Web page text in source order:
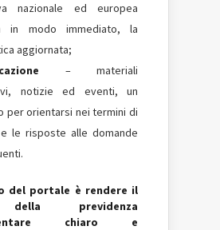
nazionale ed europea
in modo immediato, la
aggiornata;
– materiali
notizie ed eventi, un
per orientarsi nei termini di
le risposte alle domande
del portale è rendere il
previdenza
chiaro e